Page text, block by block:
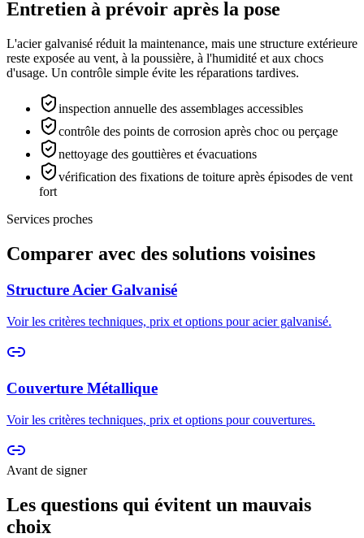
Entretien à prévoir après la pose
L'acier galvanisé réduit la maintenance, mais une structure extérieure
reste exposée au vent, à la poussière, à l'humidité et aux chocs
d'usage. Un contrôle simple évite les réparations tardives.
inspection annuelle des assemblages accessibles
contrôle des points de corrosion après choc ou perçage
nettoyage des gouttières et évacuations
vérification des fixations de toiture après épisodes de vent
fort
Services proches
Comparer avec des solutions voisines
Structure Acier Galvanisé
Voir les critères techniques, prix et options pouracier galvanisé.
Couverture Métallique
Voir les critères techniques, prix et options pourcouvertures.
Avant de signer
Les questions qui évitent un mauvais
choix